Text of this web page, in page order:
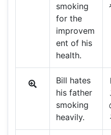
smoking
for the
improvem
ent of his
health.
Bill hates
his father
smoking
heavily.